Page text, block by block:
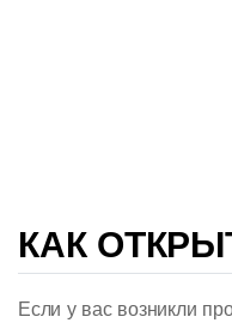
КАК
Если у вас возникли